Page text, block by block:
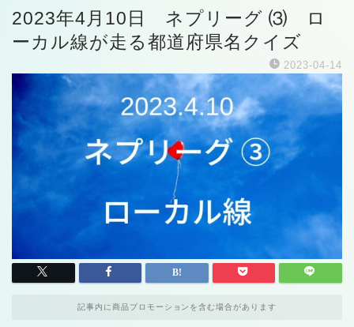
2023年4月10日 ネプリーグ ⑶ ロ
ーカル線が走る都道府県名クイズ
2023-04-14
記事内に商品プロモーションを含む場合があります